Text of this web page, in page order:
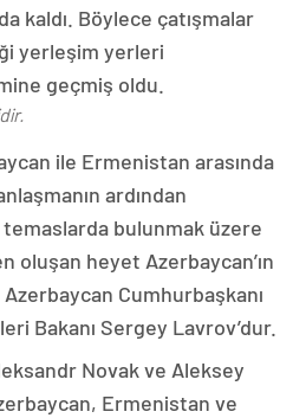
kaldı. Böylece çatışmalar
yerleşim yerleri
geçmiş oldu.
ile Ermenistan arasında
ardından
bulunmak üzere
oluşan heyet Azerbaycan’ın
Cumhurbaşkanı
Bakanı Sergey Lavrov’dur.
Novak ve Aleksey
Ermenistan ve